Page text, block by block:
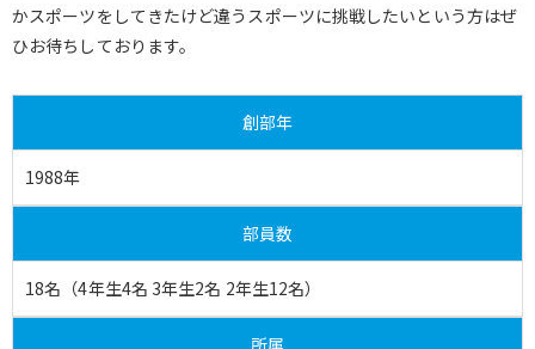
かスポーツをしてきたけど違うスポーツに挑戦したいという方はぜ
ひお待ちしております。
創部年
1988年
部員数
18名（4年生4名 3年生2名 2年生12名）